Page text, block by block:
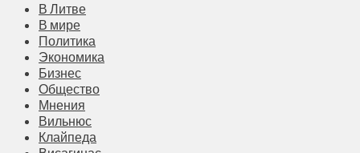
В Литве
В мире
Политика
Экономика
Бизнес
Общество
Мнения
Вильнюс
Клайпеда